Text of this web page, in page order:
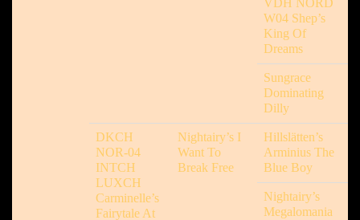
VDH NORD
W04 Shep’s
King Of
Dreams
Sungrace
Dominating
Dilly
DKCH
NOR-04
INTCH
LUXCH
Carminelle’s
Fairytale At
Nightairy’s I
Want To
Break Free
Hillslätten’s
Arminius The
Blue Boy
Nightairy’s
Megalomania